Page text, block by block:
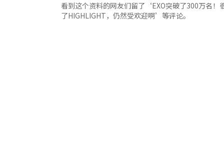
看到这个资料的网友们留了‘EXO突破了300万名
了HIGHLIGHT，仍然受欢迎啊’等评论。